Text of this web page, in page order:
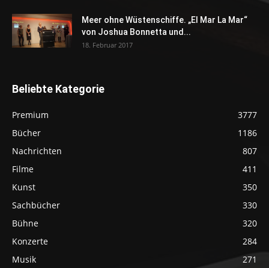
Meer ohne Wüstenschiffe. „El Mar La Mar“
von Joshua Bonnetta und...
18. Februar 2017
Beliebte Kategorie
Premium
3777
Bücher
1186
Nachrichten
807
Filme
411
Kunst
350
Sachbücher
330
Bühne
320
Konzerte
284
Musik
271